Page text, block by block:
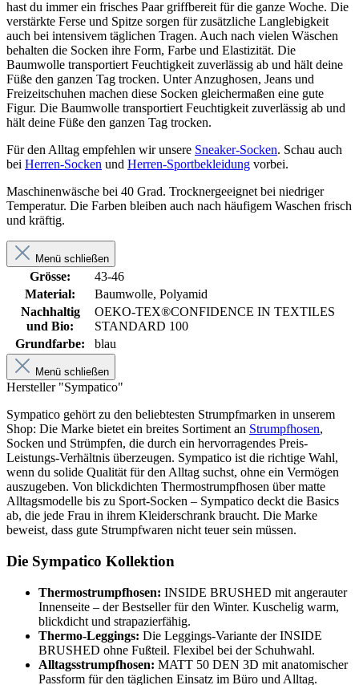
hast du immer ein frisches Paar griffbereit für die ganze Woche. Die
verstärkte Ferse und Spitze sorgen für zusätzliche Langlebigkeit
auch bei intensivem täglichen Tragen. Auch nach vielen Wäschen
behalten die Socken ihre Form, Farbe und Elastizität. Die
Baumwolle transportiert Feuchtigkeit zuverlässig ab und hält deine
Füße den ganzen Tag trocken. Unter Anzughosen, Jeans und
Freizeitschuhen machen diese Socken gleichermaßen eine gute
Figur. Die Baumwolle transportiert Feuchtigkeit zuverlässig ab und
hält deine Füße den ganzen Tag trocken.
Für den Alltag empfehlen wir unsere Sneaker-Socken. Schau auch
bei Herren-Socken und Herren-Sportbekleidung vorbei.
Maschinenwäsche bei 40 Grad. Trocknergeeignet bei niedriger
Temperatur. Die Farben bleiben auch nach häufigem Waschen frisch
und kräftig.
Menü schließen
Grösse:
43-46
Material:
Baumwolle, Polyamid
Nachhaltig
und Bio:
OEKO-TEX®CONFIDENCE IN TEXTILES
STANDARD 100
Grundfarbe:
blau
Menü schließen
Hersteller "Sympatico"
Sympatico gehört zu den beliebtesten Strumpfmarken in unserem
Shop: Die Marke bietet ein breites Sortiment an Strumpfhosen,
Socken und Strümpfen, die durch ein hervorragendes Preis-
Leistungs-Verhältnis überzeugen. Sympatico ist die richtige Wahl,
wenn du solide Qualität für den Alltag suchst, ohne ein Vermögen
auszugeben. Von blickdichten Thermostrumpfhosen über matte
Alltagsmodelle bis zu Sport-Socken – Sympatico deckt die Basics
ab, die jede Frau in ihrem Kleiderschrank braucht. Die Marke
beweist, dass gute Strumpfwaren nicht teuer sein müssen.
Die Sympatico Kollektion
Thermostrumpfhosen: INSIDE BRUSHED mit angerauter
Innenseite – der Bestseller für den Winter. Kuschelig warm,
blickdicht und strapazierfähig.
Thermo-Leggings: Die Leggings-Variante der INSIDE
BRUSHED ohne Fußteil. Flexibel bei der Schuhwahl.
Alltagsstrumpfhosen: MATT 50 DEN 3D mit anatomischer
Passform für den täglichen Einsatz im Büro und Alltag.